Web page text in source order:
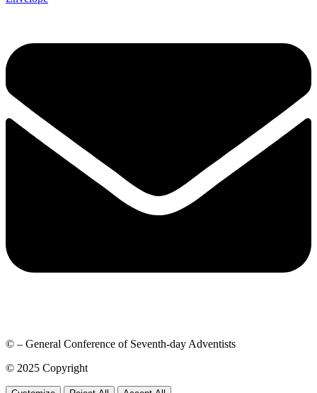
© – General Conference of Seventh-day Adventists
© 2025 Copyright